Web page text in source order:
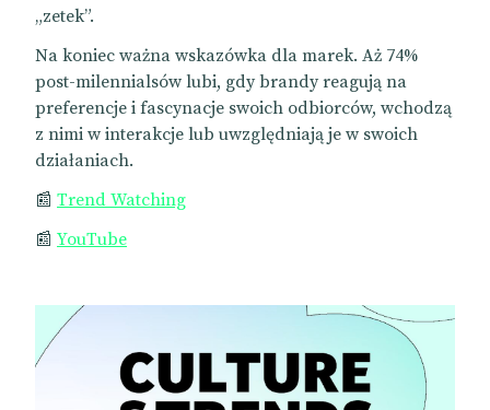
„zetek”.
Na koniec ważna wskazówka dla marek. Aż 74%
post-milennialsów lubi, gdy brandy reagują na
preferencje i fascynacje swoich odbiorców, wchodzą
z nimi w interakcje lub uwzględniają je w swoich
działaniach.
📰 Trend Watching
📰 YouTube